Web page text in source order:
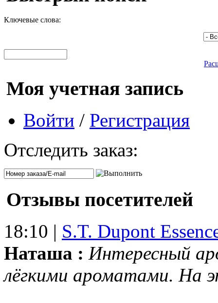
Ключевые слова:
Моя учетная запись
Войти / Регистрация
Отследить заказ:
Отзывы посетителей
18:10 | S.T. Dupont
Наташа : Интересный
лёгкими ароматами. На